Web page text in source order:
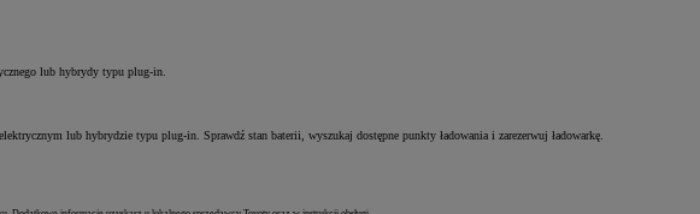
lub hybrydy typu plug-in.
lub hybrydzie typu plug-in. Sprawdź stan baterii, wyszukaj dostępne punkty ładowania i zarezerwuj ładowarkę.